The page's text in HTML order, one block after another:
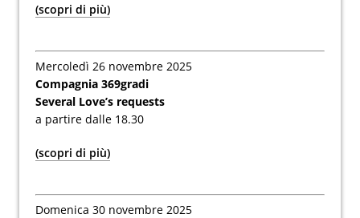
(scopri di più)
Mercoledì 26 novembre 2025
Compagnia 369gradi
Several Love’s requests
a partire dalle 18.30
(scopri di più)
Domenica 30 novembre 2025